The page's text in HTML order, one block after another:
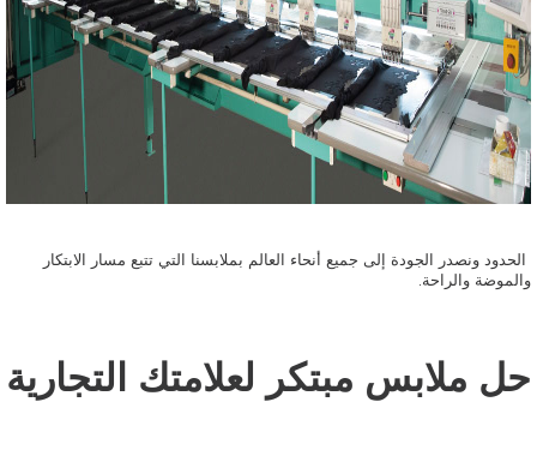
الحدود ونصدر الجودة إلى جميع أنحاء العالم بملابسنا التي تتبع مسار الابتكار
والموضة والراحة.
حل ملابس مبتكر لعلامتك التجارية